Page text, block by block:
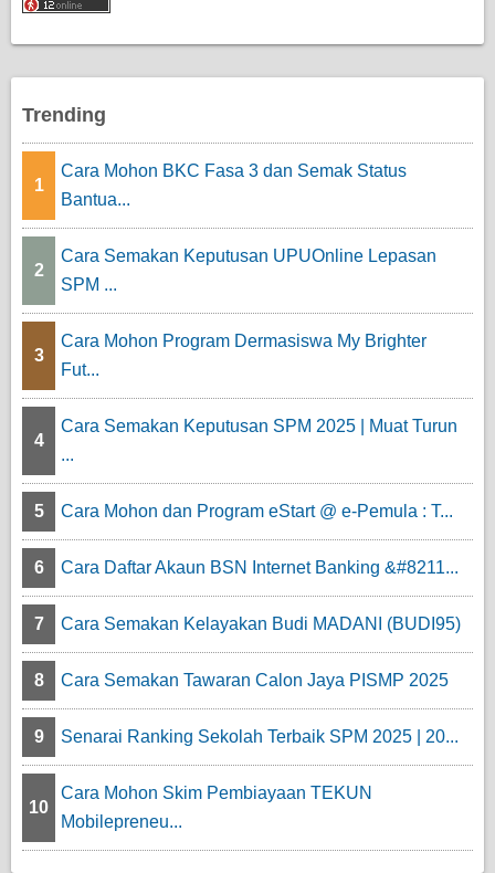
Trending
1
Cara Mohon BKC Fasa 3 dan Semak Status
Bantua...
2
Cara Semakan Keputusan UPUOnline Lepasan
SPM ...
3
Cara Mohon Program Dermasiswa My Brighter
Fut...
4
Cara Semakan Keputusan SPM 2025 | Muat Turun
...
5 Cara Mohon dan Program eStart @ e-Pemula : T...
6 Cara Daftar Akaun BSN Internet Banking &#8211...
7 Cara Semakan Kelayakan Budi MADANI (BUDI95)
8 Cara Semakan Tawaran Calon Jaya PISMP 2025
9 Senarai Ranking Sekolah Terbaik SPM 2025 | 20...
10
Cara Mohon Skim Pembiayaan TEKUN
Mobilepreneu...